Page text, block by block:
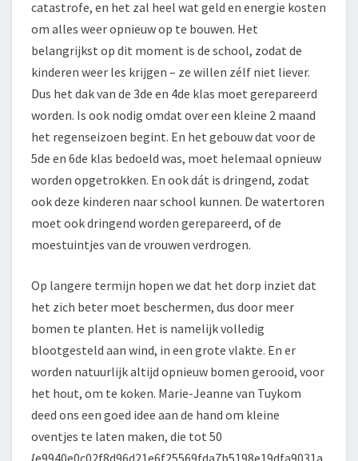
catastrofe, en het zal heel wat geld en energie kosten
om alles weer opnieuw op te bouwen. Het
belangrijkst op dit moment is de school, zodat de
kinderen weer les krijgen – ze willen zélf niet liever.
Dus het dak van de 3de en 4de klas moet gerepareerd
worden. Is ook nodig omdat over een kleine 2 maand
het regenseizoen begint. En het gebouw dat voor de
5de en 6de klas bedoeld was, moet helemaal opnieuw
worden opgetrokken. En ook dát is dringend, zodat
ook deze kinderen naar school kunnen. De watertoren
moet ook dringend worden gerepareerd, of de
moestuintjes van de vrouwen verdrogen.
Op langere termijn hopen we dat het dorp inziet dat
het zich beter moet beschermen, dus door meer
bomen te planten. Het is namelijk volledig
blootgesteld aan wind, in een grote vlakte. En er
worden natuurlijk altijd opnieuw bomen gerooid, voor
het hout, om te koken. Marie-Jeanne van Tuykom
deed ons een goed idee aan de hand om kleine
oventjes te laten maken, die tot 50